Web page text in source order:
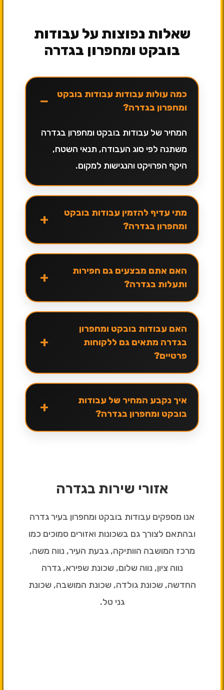
שאלות נפוצות על עבודות
בובקט ומחפרון בגדרה
כמה עולות עבודות עבודות בובקט
ומחפרון בגדרה?
−
המחיר של עבודות בובקט ומחפרון בגדרה
משתנה לפי סוג העבודה, תנאי השטח,
היקף הפרויקט והנגישות למקום.
מתי עדיף להזמין עבודות בובקט
ומחפרון בגדרה?
+
האם אתם מבצעים גם חפירות
ותעלות בגדרה?
+
האם עבודות בובקט ומחפרון
בגדרה מתאים גם ללקוחות
פרטיים?
+
איך נקבע המחיר של עבודות
בובקט ומחפרון בגדרה?
+
אזורי שירות בגדרה
אנו מספקים עבודות בובקט ומחפרון בעיר גדרה
ובהתאם לצורך גם בשכונות ואזורים סמוכים כמו
מרכז המושבה הוותיקה, גבעת העיר, נווה משה,
נווה ציון, נווה שלום, שכונת שפירא, גדרה
החדשה, שכונת גולדה, שכונת המושבה, שכונת
גני טל.